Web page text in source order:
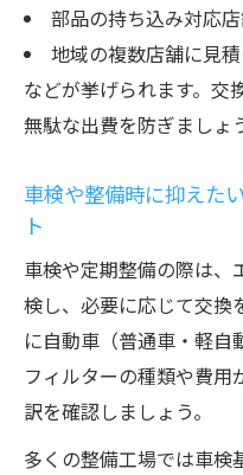
部品の持ち込み対応
地域の複数店舗に見
などが挙げられます。交
無駄な出費を防ぎましょ
車検や整備時に抑えた
ト
車検や定期整備の際は、
検し、必要に応じて交換
に自動車（普通車・軽自
フィルターの種類や費用
訳を確認しましょう。
多くの整備工場では車検